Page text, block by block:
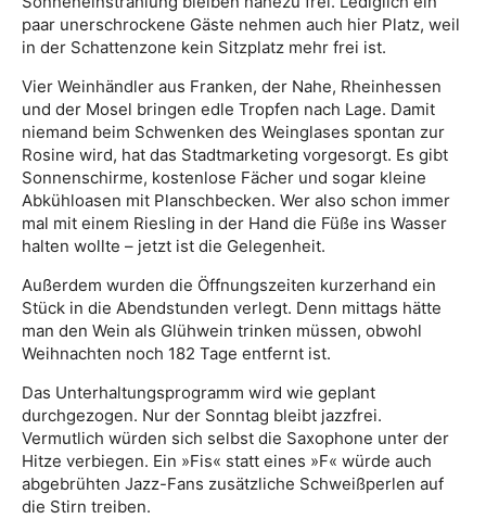
paar unerschrockene Gäste nehmen auch hier Platz, weil
in der Schattenzone kein Sitzplatz mehr frei ist.
Vier Weinhändler aus Franken, der Nahe, Rheinhessen
und der Mosel bringen edle Tropfen nach Lage. Damit
niemand beim Schwenken des Weinglases spontan zur
Rosine wird, hat das Stadtmarketing vorgesorgt. Es gibt
Sonnenschirme, kostenlose Fächer und sogar kleine
Abkühloasen mit Planschbecken. Wer also schon immer
mal mit einem Riesling in der Hand die Füße ins Wasser
halten wollte – jetzt ist die Gelegenheit.
Außerdem wurden die Öffnungszeiten kurzerhand ein
Stück in die Abendstunden verlegt. Denn mittags hätte
man den Wein als Glühwein trinken müssen, obwohl
Weihnachten noch 182 Tage entfernt ist.
Das Unterhaltungsprogramm wird wie geplant
durchgezogen. Nur der Sonntag bleibt jazzfrei.
Vermutlich würden sich selbst die Saxophone unter der
Hitze verbiegen. Ein »Fis« statt eines »F« würde auch
abgebrühten Jazz-Fans zusätzliche Schweißperlen auf
die Stirn treiben.